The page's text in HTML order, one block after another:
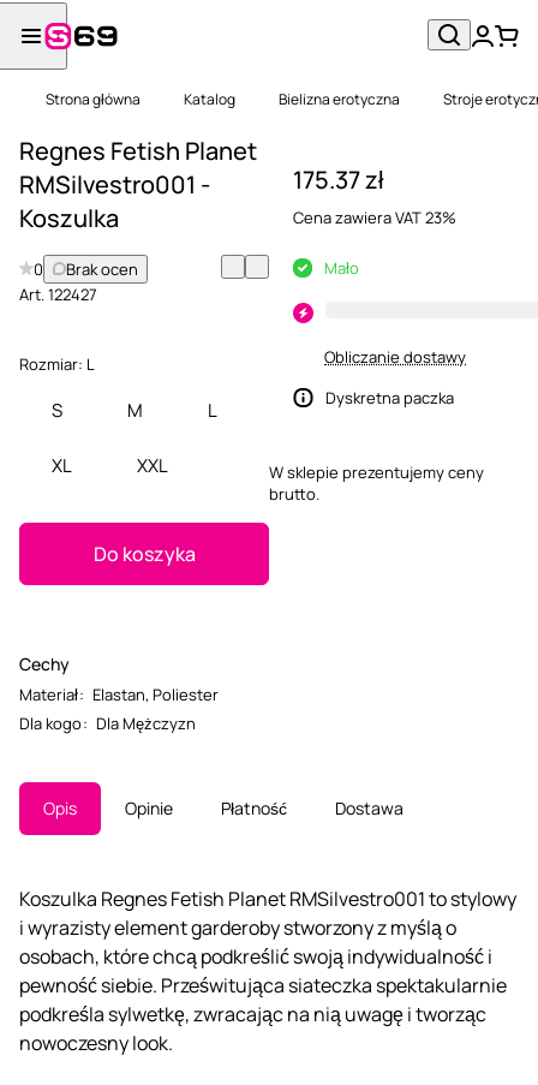
Strona główna Katalog Bielizna erotyczna Stroje
Regnes Fetish Planet
RMSilvestro001 -
Koszulka
0
Brak ocen
Art.122427
Rozmiar: L
S M L
XL XXL
Do koszyka
Cechy
Materiał: Elastan, Poliester
Dla kogo: Dla Mężczyzn
175.37 zł
Cena zawiera VAT 23%
Mało
Obliczanie dostawy
Dyskretna paczka
W sklepie prezentujemy ceny
brutto.
Opis Opinie Płatność Dostawa
Koszulka Regnes Fetish Planet RMSilvestro001 to stylowy
i wyrazisty element garderoby stworzony z myślą o
osobach, które chcą podkreślić swoją indywidualność i
pewność siebie. Prześwitująca siateczka spektakularnie
podkreśla sylwetkę, zwracając na nią uwagę i tworząc
nowoczesny look.